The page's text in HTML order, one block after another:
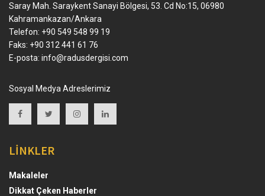
Saray Mah. Saraykent Sanayi Bölgesi, 53. Cd No:15, 06980
Kahramankazan/Ankara
Telefon: +90 549 548 99 19
Faks: +90 312 441 61 76
E-posta: info@radusdergisi.com
Sosyal Medya Adreslerimiz
LİNKLER
Makaleler
Dikkat Çeken Haberler